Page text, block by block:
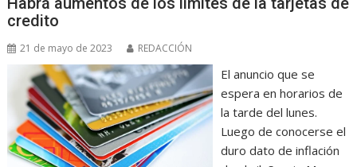
credito
21 de mayo de 2023 REDACCIÓN
El anuncio que se
espera en horarios de
la tarde del lunes.
Luego de conocerse el
duro dato de inflación